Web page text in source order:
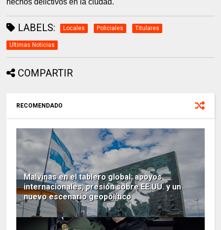
LABELS: Locales Policiales Titulares
Ultimas Noticias
COMPARTIR
RECOMENDADO
Malvinas en el tablero global: apoyos
internacionales, presión sobre EE.UU. y un
nuevo escenario geopolítico